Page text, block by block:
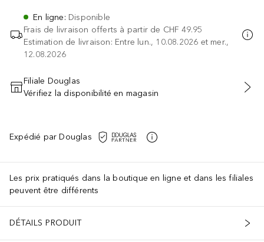
En ligne: Disponible
Frais de livraison offerts à partir de CHF 49.95
Estimation de livraison: Entre lun., 10.08.2026 et mer.,
12.08.2026
AJOUTER AU PANIER
Filiale Douglas
Vérifiez la disponibilité en magasin
Expédié par Douglas
Les prix pratiqués dans la boutique en ligne et dans les filiales
peuvent être différents
DÉTAILS PRODUIT